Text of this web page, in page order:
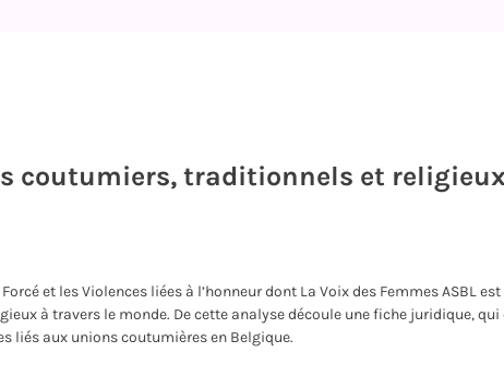
coutumiers, traditionnels et
et les Violences liées à l’honneur dont La Voix des Femmes ASBL
à travers le monde. De cette analyse découle une fiche juridique,
liés aux unions coutumières en Belgique.